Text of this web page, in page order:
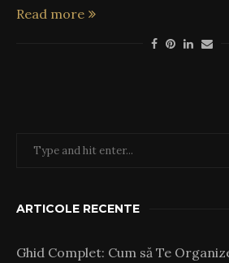
Read more
ARTICOLE RECENTE
Ghid Complet: Cum să Te